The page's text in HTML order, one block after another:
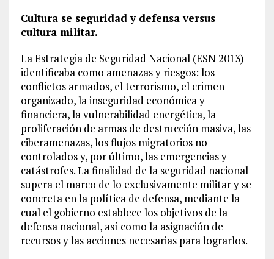
Cultura se seguridad y defensa versus
cultura militar.
La Estrategia de Seguridad Nacional (ESN 2013)
identificaba como amenazas y riesgos: los
conflictos armados, el terrorismo, el crimen
organizado, la inseguridad económica y
financiera, la vulnerabilidad energética, la
proliferación de armas de destrucción masiva, las
ciberamenazas, los flujos migratorios no
controlados y, por último, las emergencias y
catástrofes. La finalidad de la seguridad nacional
supera el marco de lo exclusivamente militar y se
concreta en la política de defensa, mediante la
cual el gobierno establece los objetivos de la
defensa nacional, así como la asignación de
recursos y las acciones necesarias para lograrlos.